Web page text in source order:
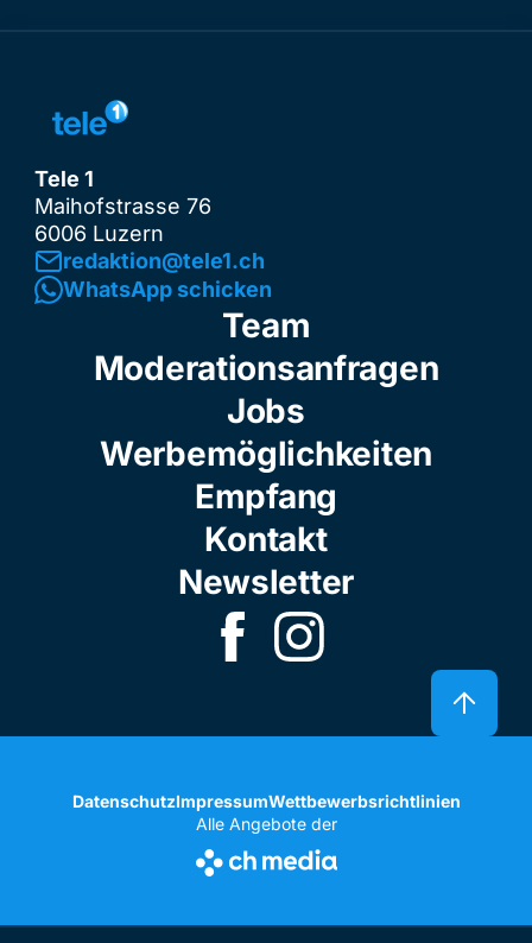
Tele 1
Maihofstrasse 76
6006 Luzern
redaktion@tele1.ch
WhatsApp schicken
Team
Moderationsanfragen
Jobs
Werbemöglichkeiten
Empfang
Kontakt
Newsletter
DatenschutzImpressumWettbewerbsrichtlinien
Alle Angebote der